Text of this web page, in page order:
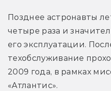
Позднее астронавты
четыре раза и
его эксплуатации.
техобслуживание
2009 года, в рамках
«Атлантис».